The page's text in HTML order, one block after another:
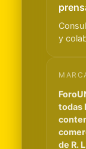
y
todas
de R.